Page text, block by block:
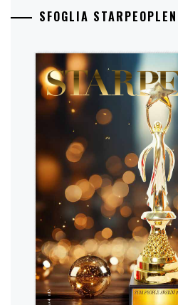
SFOGLIA